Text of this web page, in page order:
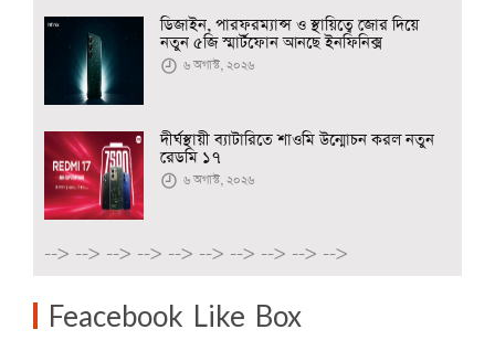
ডিজাইন, পারফরম্যান্স ও স্থায়িত্বে জোর দিয়ে
নতুন ৫জি স্মার্টফোন আনছে ইনফিনিক্স
৬ অগাস্ট, ২০২৬
দীর্ঘস্থায়ী ব্যাটারিতে শাওমি উন্মোচন করল নতুন
রেডমি ১৭
৬ অগাস্ট, ২০২৬
--> --> --> --> --> --> --> --> --> -->
Feacebook Like Box